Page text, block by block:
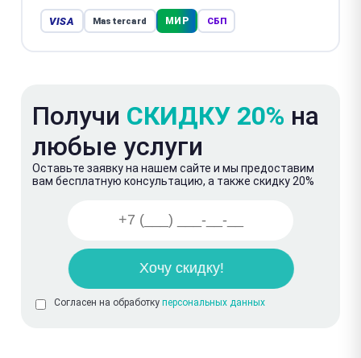
VISA Mastercard МИР СБП
Получи СКИДКУ 20% на
любые услуги
Оставьте заявку на нашем сайте и мы предоставим
вам бесплатную консультацию, а также скидку 20%
Согласен на обработку персональных данных